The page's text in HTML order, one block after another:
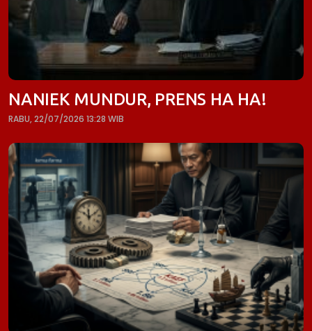
NANIEK MUNDUR, PRENS HA HA!
RABU, 22/07/2026 13:28 WIB